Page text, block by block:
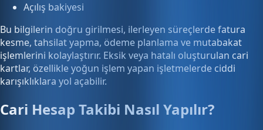
Açılış bakiyesi
Bu bilgilerin doğru girilmesi, ilerleyen süreçlerde fatura
kesme, tahsilat yapma, ödeme planlama ve mutabakat
işlemlerini kolaylaştırır. Eksik veya hatalı oluşturulan cari
kartlar, özellikle yoğun işlem yapan işletmelerde ciddi
karışıklıklara yol açabilir.
Cari Hesap Takibi Nasıl Yapılır?